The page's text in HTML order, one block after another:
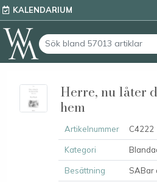
KALENDARIUM
Herre, nu låter
hem
Artikelnummer C4222
Kategori
Besättning SABar